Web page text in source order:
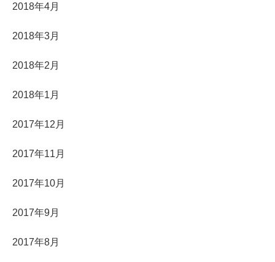
2018年4月
2018年3月
2018年2月
2018年1月
2017年12月
2017年11月
2017年10月
2017年9月
2017年8月